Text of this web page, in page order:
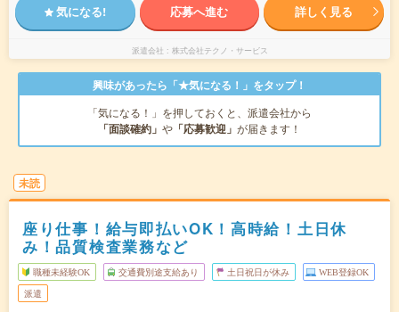
気になる! 応募へ進む 詳しく見る
派遣会社 株式会社テクノ・サービス
興味があったら「★気になる！」をタップ！
「気になる！」を押しておくと、派遣会社から
「面談確約」 や 「応募歓迎」 が届きます！
未読
座り仕事！給与即払いOK！高時給！土日休
み！品質検査業務など
職種未経験OK 交通費別途支給あり 土日祝日が休み WEB登録OK
派遣